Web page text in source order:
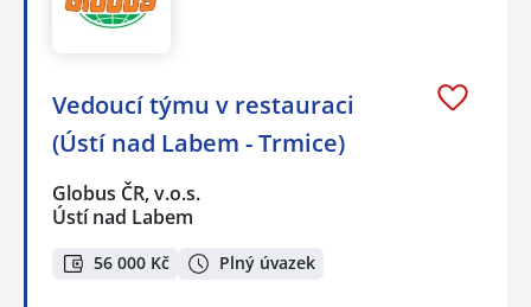
Vedoucí týmu v restauraci
(Ústí nad Labem - Trmice)
Globus ČR, v.o.s.
Ústí nad Labem
56 000 Kč Plný úvazek